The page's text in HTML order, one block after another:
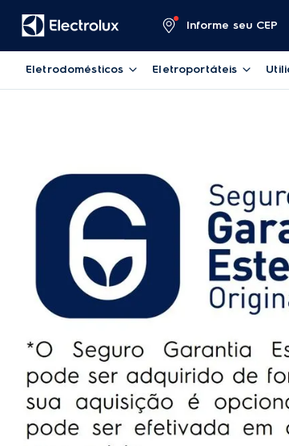
Informe seu CEP
Eletrodomésticos Eletroportáteis